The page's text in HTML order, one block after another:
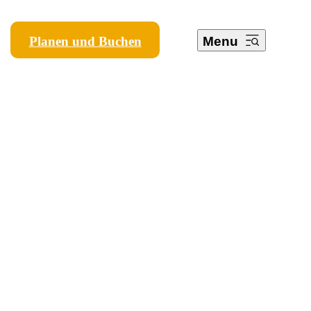
Planen und Buchen Menu